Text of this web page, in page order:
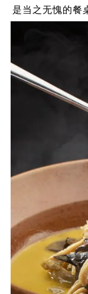
是当之无愧的餐